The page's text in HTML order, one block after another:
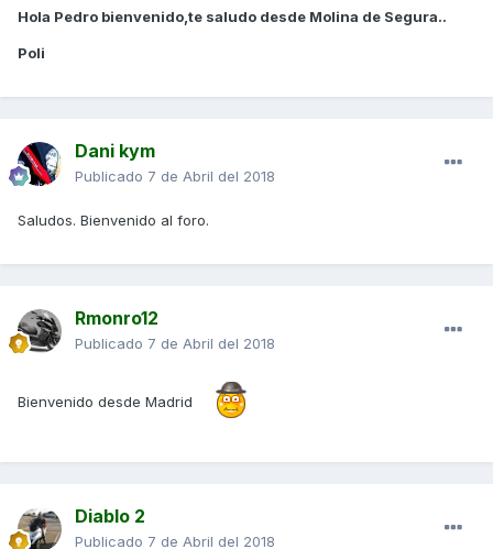
Hola Pedro bienvenido,te saludo desde Molina de Segura..
Poli
Dani kym
Publicado 7 de Abril del 2018
Saludos. Bienvenido al foro.
Rmonro12
Publicado 7 de Abril del 2018
Bienvenido desde Madrid
Diablo 2
Publicado 7 de Abril del 2018